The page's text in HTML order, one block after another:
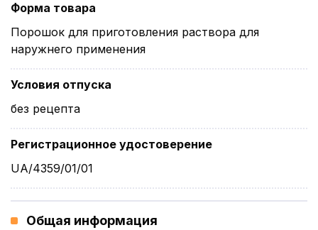
Форма товара
Порошок для приготовления раствора для
наружнего применения
Условия отпуска
без рецепта
Регистрационное удостоверение
UA/4359/01/01
Общая информация